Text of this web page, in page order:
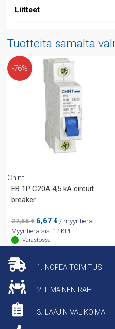
Liitteet
Tuotteita samalta
-76%
Chint
EB 1P C20A 4,5 kA circuit
breaker
27,55€ Alkuperäinen
hinta
oli:
27,55 €.
6,67 €Nykyinen
hinta
6,67 €.
/ myyntierä
Myyntierä sis. 12 KPL
Varastossa
1. NOPEA TOIMITUS
2. ILMAINEN RAHTI
3. LAAJIN VALIKOIMA